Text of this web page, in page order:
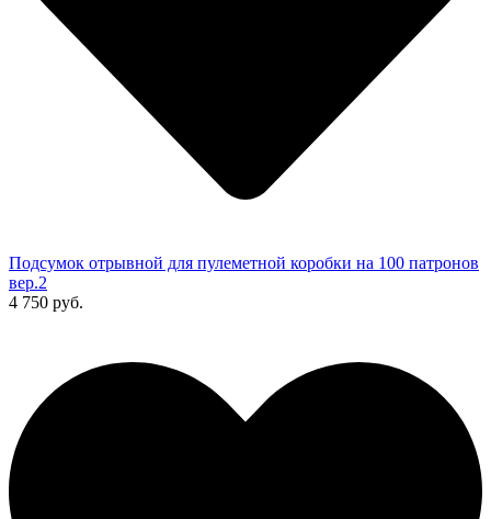
Подсумок отрывной для пулеметной коробки на 100 патронов
вер.2
4 750 руб.